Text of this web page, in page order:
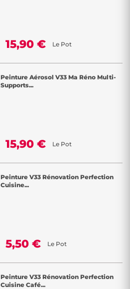
15,90 € Le Pot
Peinture Aérosol V33 Ma Réno Multi-
Supports...
15,90 € Le Pot
Peinture V33 Rénovation Perfection
Cuisine...
5,50 € Le Pot
Peinture V33 Rénovation Perfection
Cuisine Café...